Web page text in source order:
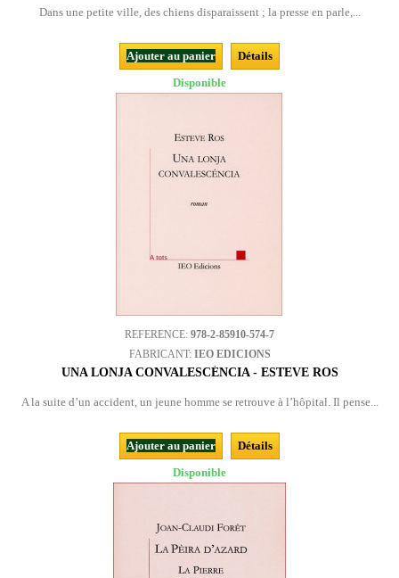
Dans une petite ville, des chiens disparaissent ; la presse en parle,...
Ajouter au panier
Détails
Disponible
REFERENCE: 978-2-85910-574-7
FABRICANT: IEO EDICIONS
UNA LONJA CONVALESCÉNCIA - ESTEVE ROS
A la suite d’un accident, un jeune homme se retrouve à l’hôpital. Il pense...
Ajouter au panier
Détails
Disponible